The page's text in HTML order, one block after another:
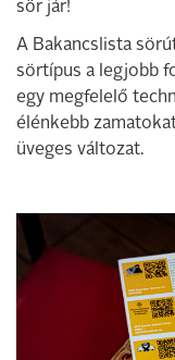
sör jár!
A Bakancslista
sörtípus a legjobb
egy megfelelő
élénkebb
üveges változat.